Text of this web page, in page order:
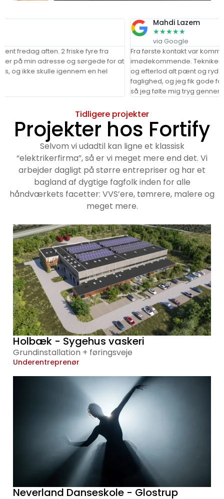
2 friske fyre fra
og sørgede for at
igennem en hel
Mahdi Lazem
★★
Fra første kontakt var kommunikationen
imødekommende. Teknikerne kom til
og efterlod alt pænt og ryddeligt. Arbejdet
faglighed, og jeg fik gode forklaringer på
så jeg følte mig tryg gennem hele
Tidligere projekter
Projekter hos Fortify
Selvom vi udadtil kan ligne et klassisk
“elektrikerfirma”, så er vi meget mere end det. Vi
arbejder dagligt på større entrepriser og har et
bagland af dygtige fagfolk inden for alle
håndværkets facetter: VVS’ere, tømrere, malere og
meget mere.
Holbæk - Sygehus vaskeri
Grundinstallation + føringsveje
Underentreprenør
Neverland Danseskole - Glostrup